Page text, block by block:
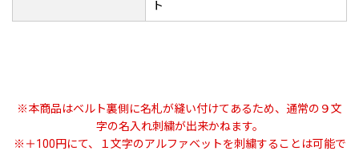
ト
※本商品はベルト裏側に名札が縫い付けてあるため、通常の９文
字の名入れ刺繍が出来かねます。
※＋100円にて、１文字のアルファベットを刺繍することは可能で